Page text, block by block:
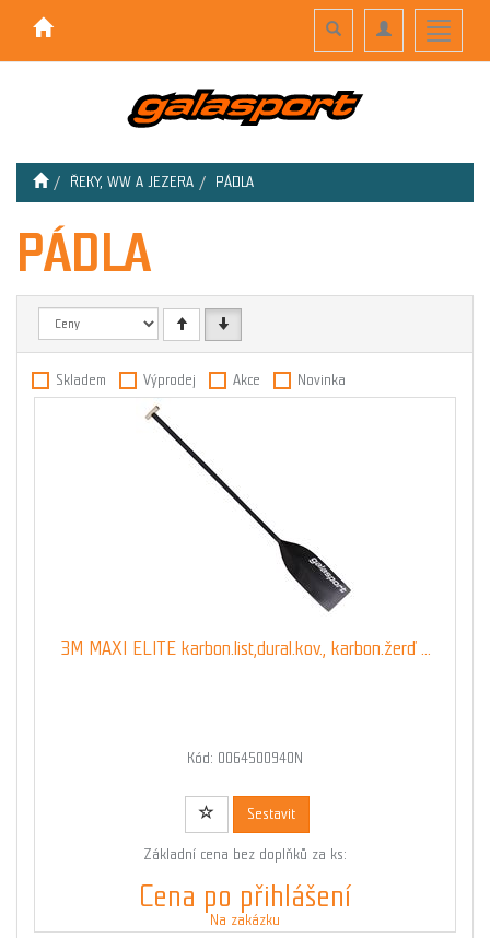
Toggle
Toggle
navigation
Toggle
search
ŘEKY, WW A JEZERA PÁDLA
PÁDLA
Skladem Výprodej Akce Novinka
3M MAXI ELITE karbon.list,dural.kov., karbon.žerď ...
Kód: 0064500940N
Sestavit
Základní cena bez doplňků za ks:
Cena po přihlášení
Na zakázku